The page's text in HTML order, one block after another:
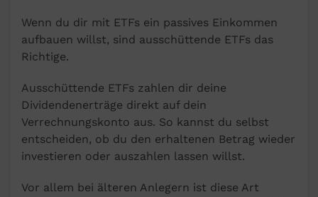
Wenn du dir mit ETFs ein passives Einkommen
aufbauen willst, sind ausschüttende ETFs das
Richtige.
Ausschüttende ETFs zahlen dir deine
Dividendenerträge direkt auf dein
Verrechnungskonto aus. So kannst du selbst
entscheiden, ob du den erhaltenen Betrag wieder
investieren oder auszahlen lassen willst.
Vor allem bei älteren Anlegern ist diese Art